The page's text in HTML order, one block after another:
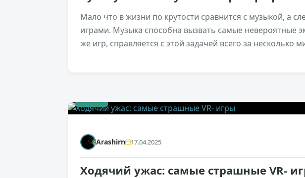
Мало что в жизни по крутости сравнится с музыкой, а
играми. Музыка способна вызвать самые невероятные
же игр, справляется с этой задачей всего за несколько
Arashirn 17.04.2025
Ходячий ужас: самые страшные VR-